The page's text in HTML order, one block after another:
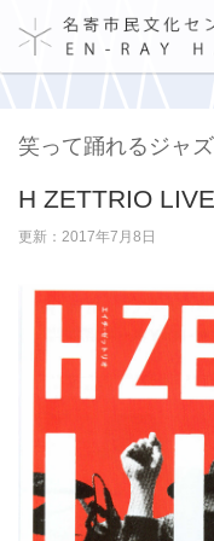
笑って踊れるジャ
H ZETTRIO
更新：2017年7月8日